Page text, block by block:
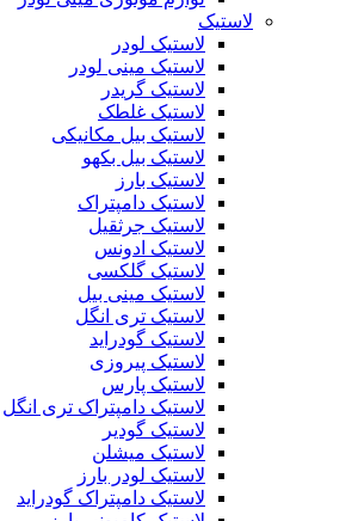
لاستیک
لاستیک لودر
لاستیک مینی لودر
لاستیک گریدر
لاستیک غلطک
لاستیک بیل مکانیکی
لاستیک بیل بکهو
لاستیک بارز
لاستیک دامپتراک
لاستیک جرثقیل
لاستیک ادونس
لاستیک گلکسی
لاستیک مینی بیل
لاستیک تری انگل
لاستیک گودراید
لاستیک پیروزی
لاستیک پارس
لاستیک دامپتراک تری انگل
لاستیک گودیر
لاستیک میشلن
لاستیک لودر بارز
لاستیک دامپتراک گودراید